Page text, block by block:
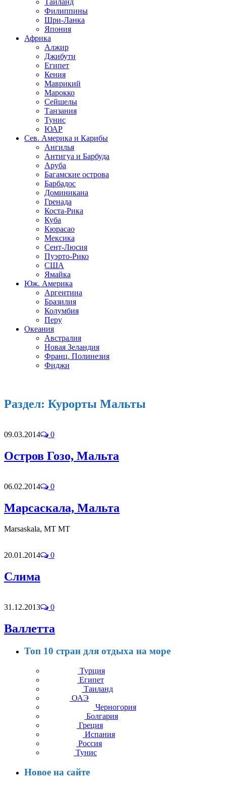
Таиланд
Филиппины
Шри-Ланка
Япония
Африка
Алжир
Джибути
Египет
Кения
Маврикий
Марокко
Сейшелы
Танзания
Тунис
ЮАР
Сев. Америка и Карибы
Ангилья
Антигуа и Барбуда
Аруба
Багамские острова
Барбадос
Доминикана
Гренада
Коста-Рика
Куба
Кюрасао
Мексика
Сент-Люсия
Пуэрто-Рико
США
Ямайка
Юж. Америка
Аргентина
Бразилия
Колумбия
Перу
Океания
Австралия
Новая Зеландия
Франц. Полинезия
Фиджи
Раздел: Курорты Мальты
09.03.2014 0
Остров Гозо, Мальта
06.02.2014 0
Марсаскала, Мальта
Marsaskala, MT MT
20.01.2014 0
Слима
31.12.2013 0
Валлетта
Топ 10 стран для отдыха на море
Турция
Египет
Таиланд
ОАЭ
Черногория
Болгария
Греция
Испания
Россия
Тунис
Новое на сайте